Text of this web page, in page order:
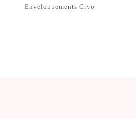
Enveloppements Cryo